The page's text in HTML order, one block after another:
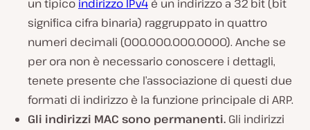
un tipico indirizzo IPv4 è un indirizzo a 32 bit (bit
significa cifra binaria) raggruppato in quattro
numeri decimali (000.000.000.0000). Anche se
per ora non è necessario conoscere i dettagli,
tenete presente che l’associazione di questi due
formati di indirizzo è la funzione principale di ARP.
Gli indirizzi MAC sono permanenti. Gli indirizzi